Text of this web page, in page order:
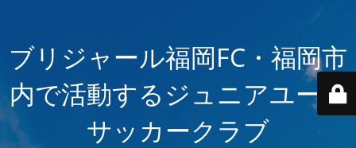
ブリジャール福岡FC・福岡市
内で活動するジュニアユース
サッカークラブ